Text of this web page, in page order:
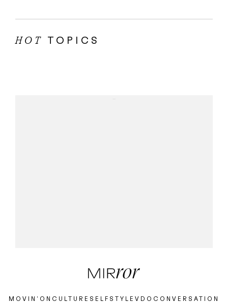
HOT TOPICS
MOVIN’ON CULTURE SELF STYLE VDO CONVERSATION